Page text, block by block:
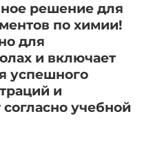
решение для
по химии!
для
и включает
успешного
и
учебной